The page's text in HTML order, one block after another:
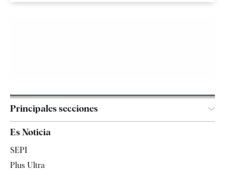
Principales secciones
España
Es Noticia
SEPI
Plus Ultra